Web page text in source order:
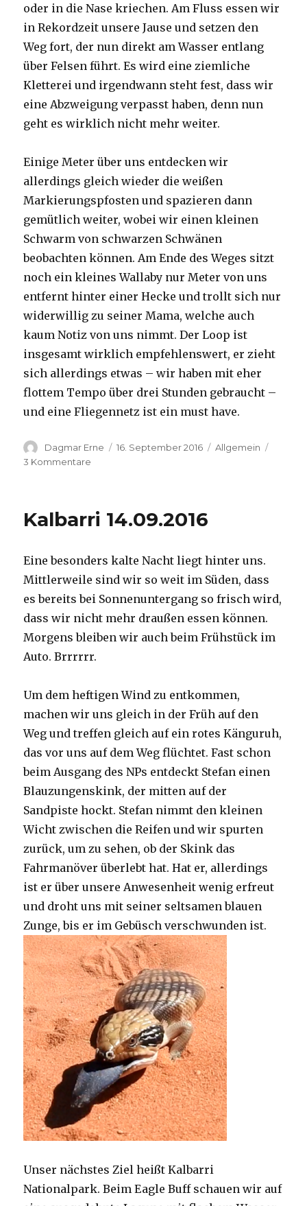
oder in die Nase kriechen. Am Fluss essen wir
in Rekordzeit unsere Jause und setzen den
Weg fort, der nun direkt am Wasser entlang
über Felsen führt. Es wird eine ziemliche
Kletterei und irgendwann steht fest, dass wir
eine Abzweigung verpasst haben, denn nun
geht es wirklich nicht mehr weiter.
Einige Meter über uns entdecken wir
allerdings gleich wieder die weißen
Markierungspfosten und spazieren dann
gemütlich weiter, wobei wir einen kleinen
Schwarm von schwarzen Schwänen
beobachten können. Am Ende des Weges sitzt
noch ein kleines Wallaby nur Meter von uns
entfernt hinter einer Hecke und trollt sich nur
widerwillig zu seiner Mama, welche auch
kaum Notiz von uns nimmt. Der Loop ist
insgesamt wirklich empfehlenswert, er zieht
sich allerdings etwas – wir haben mit eher
flottem Tempo über drei Stunden gebraucht –
und eine Fliegennetz ist ein must have.
Autor
Dagmar Erne
Veröffentlicht
16. September 2016 Kategorien
Allgemein
3 Kommentare
Kalbarri 14.09.2016
Eine besonders kalte Nacht liegt hinter uns.
Mittlerweile sind wir so weit im Süden, dass
es bereits bei Sonnenuntergang so frisch wird,
dass wir nicht mehr draußen essen können.
Morgens bleiben wir auch beim Frühstück im
Auto. Brrrrrr.
Um dem heftigen Wind zu entkommen,
machen wir uns gleich in der Früh auf den
Weg und treffen gleich auf ein rotes Känguruh,
das vor uns auf dem Weg flüchtet. Fast schon
beim Ausgang des NPs entdeckt Stefan einen
Blauzungenskink, der mitten auf der
Sandpiste hockt. Stefan nimmt den kleinen
Wicht zwischen die Reifen und wir spurten
zurück, um zu sehen, ob der Skink das
Fahrmanöver überlebt hat. Hat er, allerdings
ist er über unsere Anwesenheit wenig erfreut
und droht uns mit seiner seltsamen blauen
Zunge, bis er im Gebüsch verschwunden ist.
Unser nächstes Ziel heißt Kalbarri
Nationalpark. Beim Eagle Buff schauen wir auf